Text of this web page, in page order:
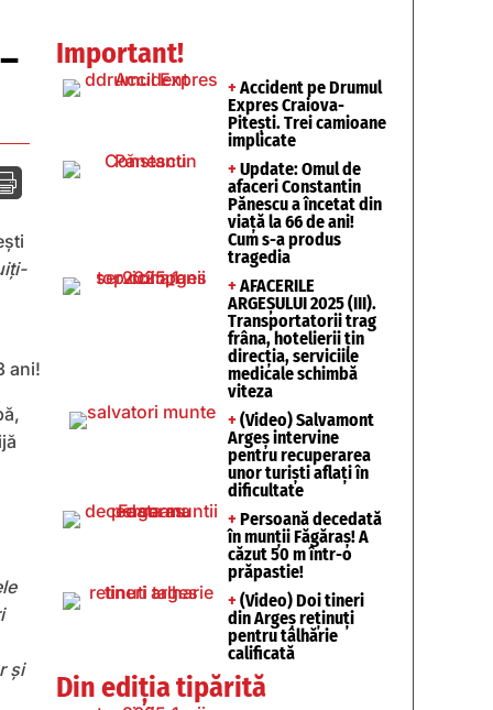
și
Important!
+ Accident pe Drumul
Expres Craiova-
Pitești. Trei camioane
implicate
+ Update: Omul de
afaceri Constantin
Pănescu a încetat din
viață la 66 de ani!
Cum s-a produs
tragedia
+ AFACERILE
ARGEȘULUI 2025 (III).
Transportatorii trag
frâna, hotelierii țin
direcția, serviciile
medicale schimbă
viteza
+ (Video) Salvamont
Argeș intervine
pentru recuperarea
unor turişti aflaţi în
dificultate
+ Persoană decedată
în munții Făgăraș! A
căzut 50 m într-o
prăpastie!
+ (Video) Doi tineri
din Argeș reținuți
pentru tâlhărie
calificată
Din ediția tipărită